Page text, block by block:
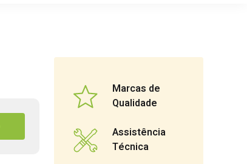
Marcas de
Qualidade
Assistência
Técnica